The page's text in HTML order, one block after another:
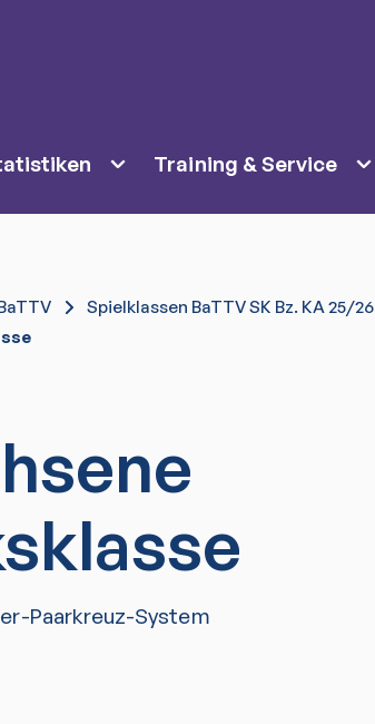
Training & Service
Spielklassen BaTTV SK Bz. KA 25/26
Paarkreuz-System